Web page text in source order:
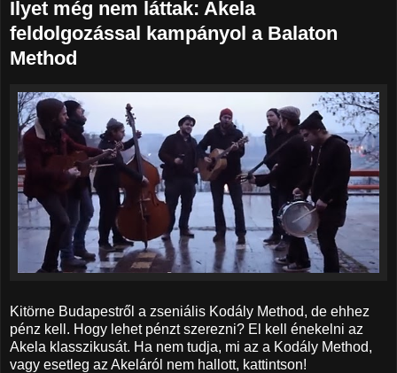
Ilyet még nem láttak: Akela
feldolgozással kampányol a Balaton
Method
Kitörne Budapestről a zseniális Kodály Method, de ehhez
pénz kell. Hogy lehet pénzt szerezni? El kell énekelni az
Akela klasszikusát. Ha nem tudja, mi az a Kodály Method,
vagy esetleg az Akeláról nem hallott, kattintson!